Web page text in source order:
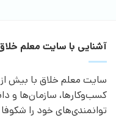
آشنایی با سایت معلم
کسب‌وکارها، سازمان‌ها و
توانمندی‌های خود را شکوفا